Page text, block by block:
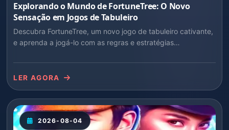
Explorando o Mundo de FortuneTree: O Novo
Sensação em Jogos de Tabuleiro
Descubra FortuneTree, um novo jogo de tabuleiro cativante,
e aprenda a jogá-lo com as regras e estratégias
LER AGORA
2026-08-04